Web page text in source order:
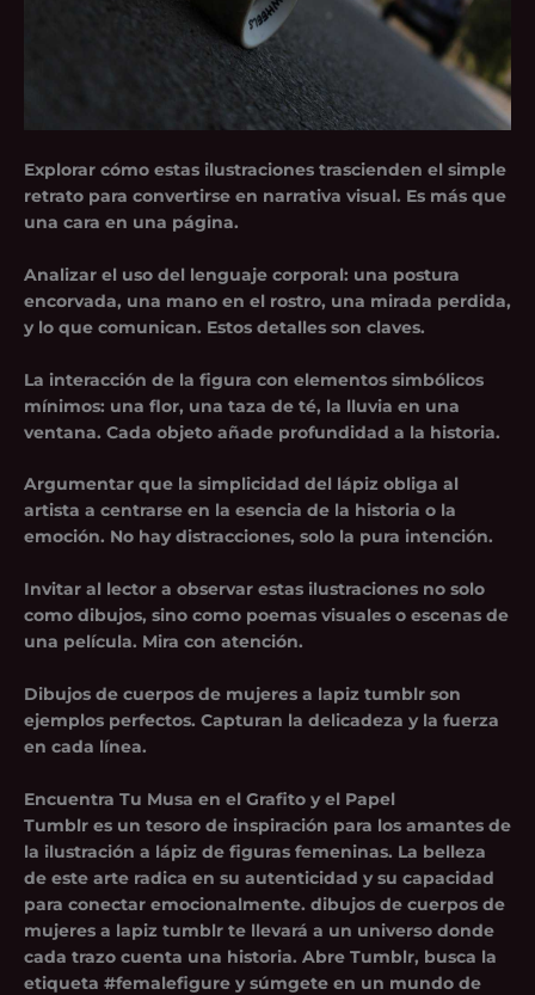
Explorar cómo estas ilustraciones trascienden el simple
retrato para convertirse en narrativa visual. Es más que
una cara en una página.
Analizar el uso del lenguaje corporal: una postura
encorvada, una mano en el rostro, una mirada perdida,
y lo que comunican. Estos detalles son claves.
La interacción de la figura con elementos simbólicos
mínimos: una flor, una taza de té, la lluvia en una
ventana. Cada objeto añade profundidad a la historia.
Argumentar que la simplicidad del lápiz obliga al
artista a centrarse en la esencia de la historia o la
emoción. No hay distracciones, solo la pura intención.
Invitar al lector a observar estas ilustraciones no solo
como dibujos, sino como poemas visuales o escenas de
una película. Mira con atención.
Dibujos de cuerpos de mujeres a lapiz tumblr son
ejemplos perfectos. Capturan la delicadeza y la fuerza
en cada línea.
Encuentra Tu Musa en el Grafito y el Papel
Tumblr es un tesoro de inspiración para los amantes de
la ilustración a lápiz de figuras femeninas. La belleza
de este arte radica en su autenticidad y su capacidad
para conectar emocionalmente. dibujos de cuerpos de
mujeres a lapiz tumblr te llevará a un universo donde
cada trazo cuenta una historia. Abre Tumblr, busca la
etiqueta #femalefigure y súmgete en un mundo de